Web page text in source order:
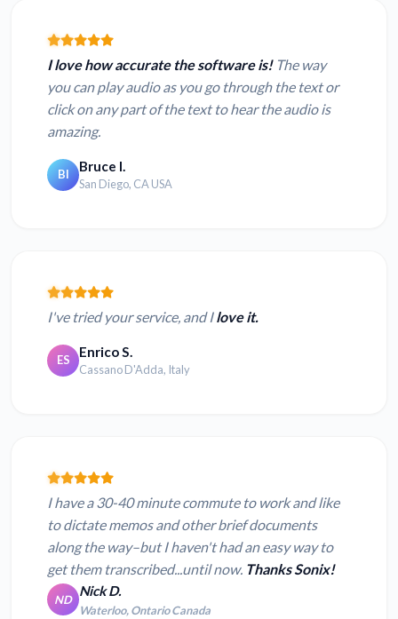
I love how accurate the software is!The way
you can play audio as you go through the text or
click on any part of the text to hear the audio is
amazing.
BI Bruce I.
San Diego, CA USA
I've tried your service, and Ilove it.
ES Enrico S.
Cassano D'Adda, Italy
I have a 30-40 minute commute to work and like
to dictate memos and other brief documents
along the way–but I haven't had an easy way to
get them transcribed...until now. Thanks Sonix!
ND
Nick D.
Waterloo, Ontario Canada